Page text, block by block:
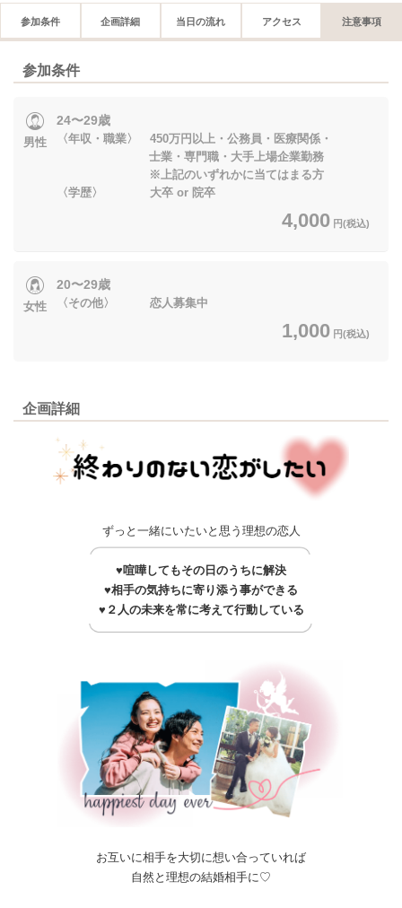
参加条件 企画詳細 当日の流れ アクセス 注意事項
参加条件
男性
24〜29歳
〈年収・職業〉 450万円以上・公務員・医療関係・
士業・専門職・大手上場企業勤務
※上記のいずれかに当てはまる方
〈学歴〉 大卒 or 院卒
4,000 円(税込)
女性
20〜29歳
〈その他〉 恋人募集中
1,000 円(税込)
企画詳細
ずっと一緒にいたいと思う理想の恋人
♥喧嘩してもその日のうちに解決
♥相手の気持ちに寄り添う事ができる
♥２人の未来を常に考えて行動している
お互いに相手を大切に想い合っていれば
自然と理想の結婚相手に♡